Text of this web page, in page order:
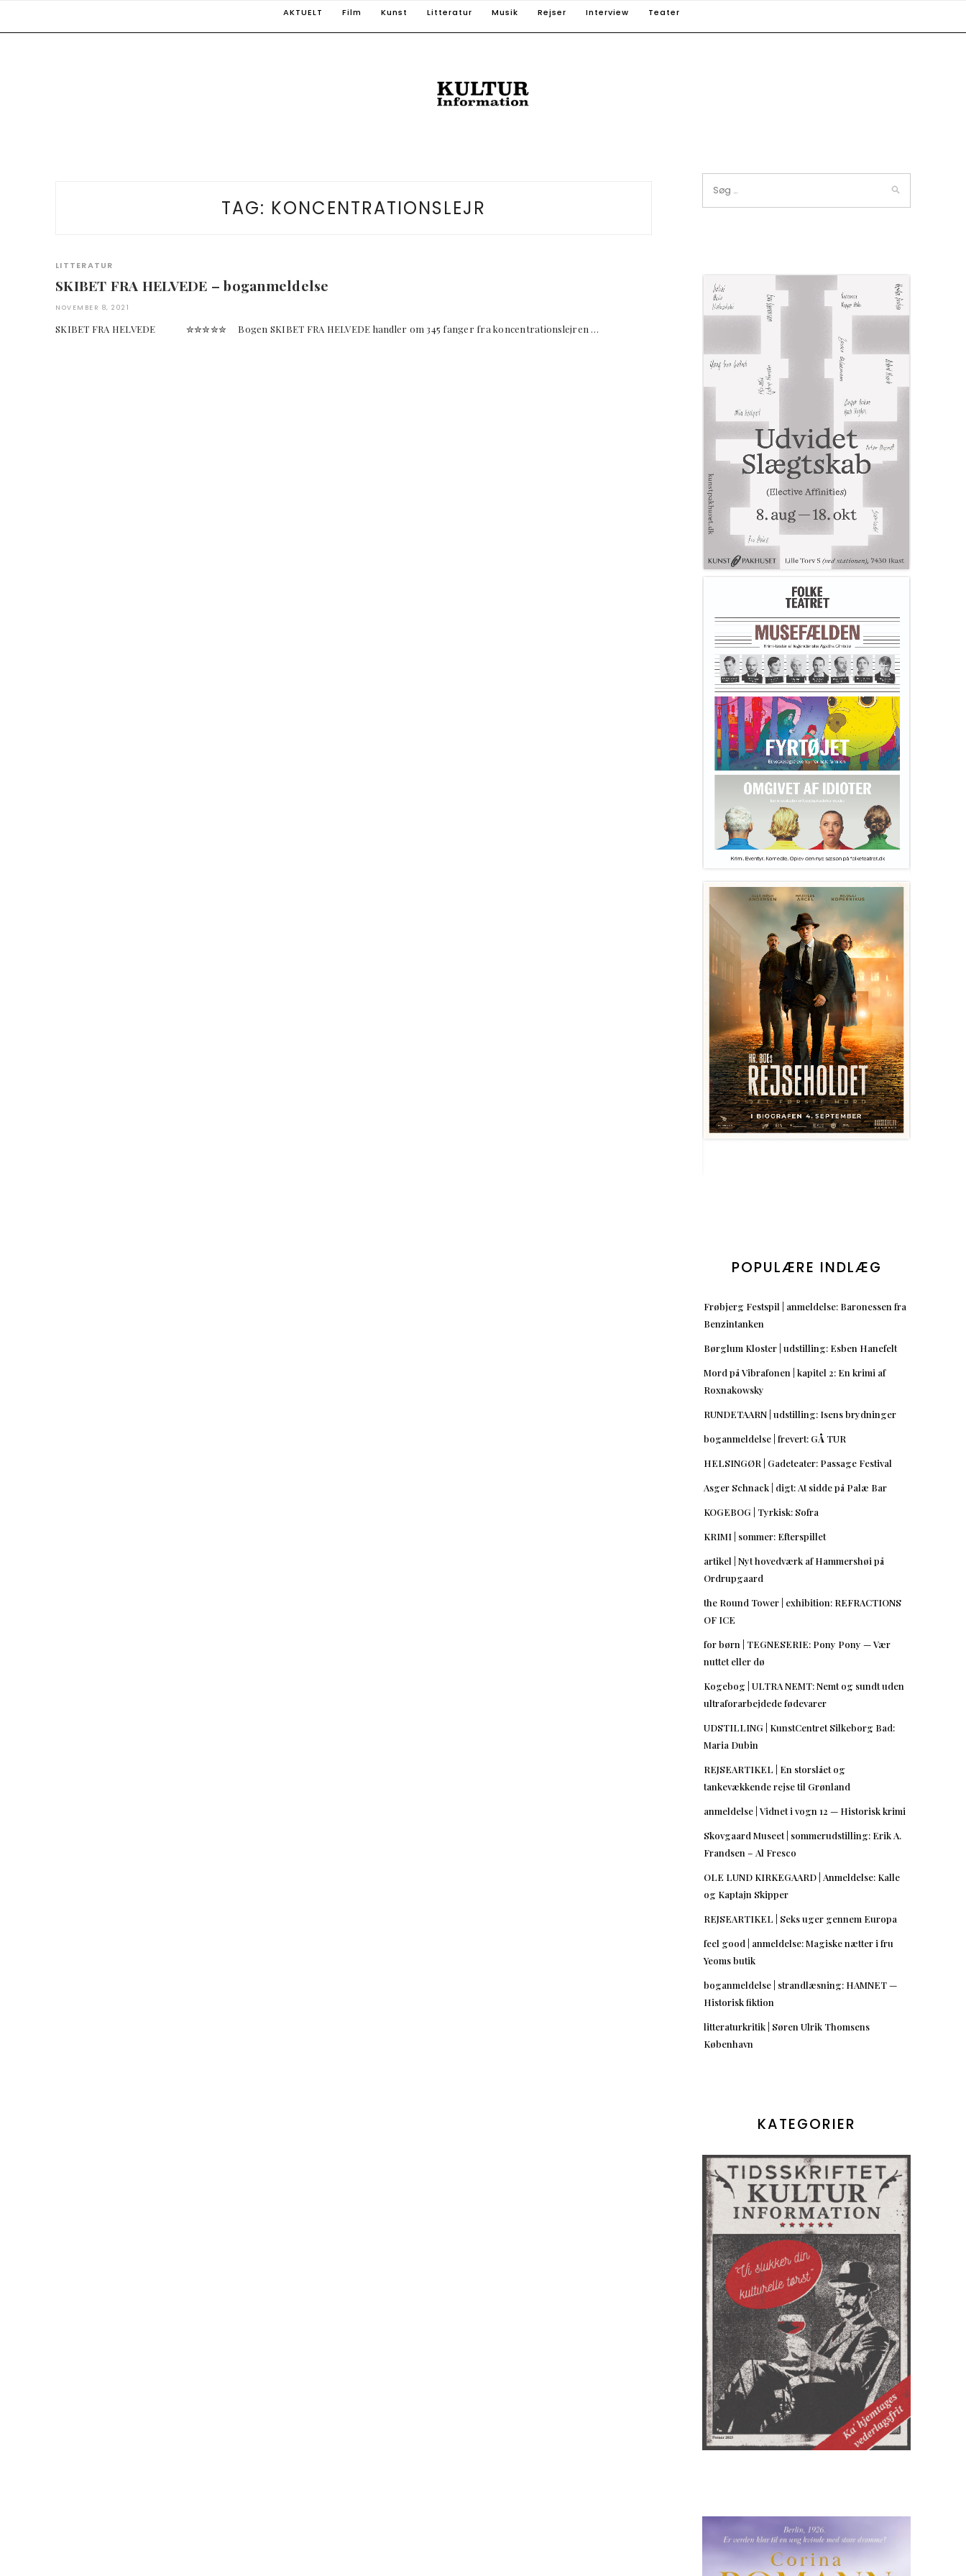
AKTUELT Film Kunst Litteratur Musik Rejser Interview Teater
TAG: KONCENTRATIONSLEJR
LITTERATUR
SKIBET FRA HELVEDE – boganmeldelse
NOVEMBER 8, 2021
SKIBET FRA HELVEDE ✮✮✮✮✮ Bogen SKIBET FRA HELVEDE handler om 345 fanger fra koncentrationslejren …
POPULÆRE INDLÆG
Frøbjerg Festspil | anmeldelse: Baronessen fra
Benzintanken
Børglum Kloster | udstilling: Esben Hanefelt
Mord på Vibrafonen | kapitel 2: En krimi af
Roxnakowsky
RUNDETAARN | udstilling: Isens brydninger
boganmeldelse | frevert: GÅ TUR
HELSINGØR | Gadeteater: Passage Festival
Asger Schnack | digt: At sidde på Palæ Bar
KOGEBOG | Tyrkisk: Sofra
KRIMI | sommer: Efterspillet
artikel | Nyt hovedværk af Hammershøi på
Ordrupgaard
the Round Tower | exhibition: REFRACTIONS
OF ICE
for børn | TEGNESERIE: Pony Pony — Vær
nuttet eller dø
Kogebog | ULTRA NEMT: Nemt og sundt uden
ultraforarbejdede fødevarer
UDSTILLING | KunstCentret Silkeborg Bad:
Maria Dubin
REJSEARTIKEL | En storslået og
tankevækkende rejse til Grønland
anmeldelse | Vidnet i vogn 12 — Historisk krimi
Skovgaard Museet | sommerudstilling: Erik A.
Frandsen – Al Fresco
OLE LUND KIRKEGAARD | Anmeldelse: Kalle
og Kaptajn Skipper
REJSEARTIKEL | Seks uger gennem Europa
feel good | anmeldelse: Magiske nætter i fru
Yeoms butik
boganmeldelse | strandlæsning: HAMNET —
Historisk fiktion
litteraturkritik | Søren Ulrik Thomsens
København
KATEGORIER